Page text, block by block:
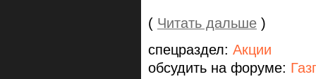
( Читать дальше )
спецраздел: Акции
обсудить на форуме: